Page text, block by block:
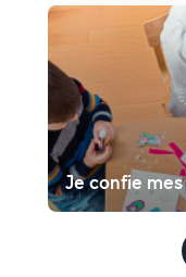
Je confie